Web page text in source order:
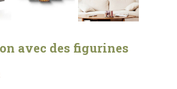
avec des figurines